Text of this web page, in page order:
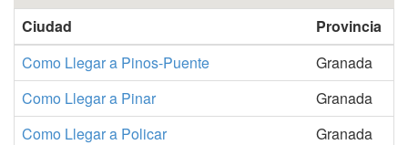
Ciudad
Provincia
Como Llegar a Pinos-Puente
Granada
Como Llegar a Pinar
Granada
Como Llegar a Policar
Granada